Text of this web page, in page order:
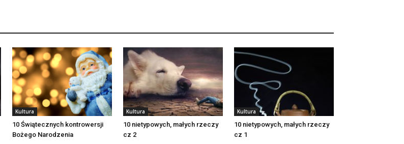
Kultura
10 Świątecznych kontrowersji
Bożego Narodzenia
Kultura
10 nietypowych, małych rzeczy
cz 2
Kultura
10 nietypowych, małych rzeczy
cz 1